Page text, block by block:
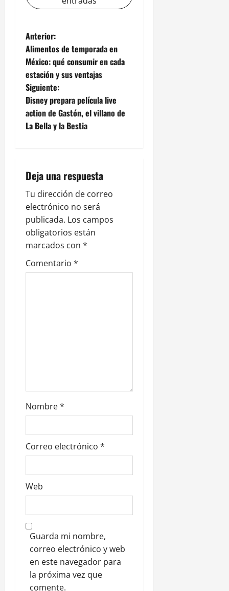
N
a
v
e
g
c
i
ó
n
d
e
d
s
Anterior:
Alimentos de temporada en
México: qué consumir en cada
estación y sus ventajas
Siguiente:
Disney prepara película live
action de Gastón, el villano de
La Bella y la Bestia
Deja una respuesta
Tu dirección de correo
electrónico no será
publicada. Los campos
obligatorios están
marcados con *
Comentario *
Nombre*
Correo electrónico *
Web
Guarda mi nombre,
correo electrónico y web
en este navegador para
la próxima vez que
comente.